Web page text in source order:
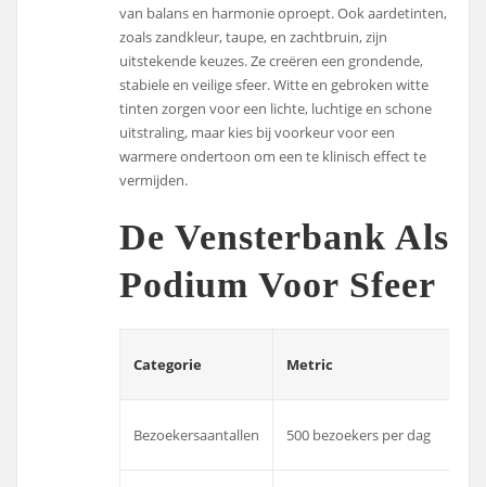
van balans en harmonie oproept. Ook aardetinten,
zoals zandkleur, taupe, en zachtbruin, zijn
uitstekende keuzes. Ze creëren een grondende,
stabiele en veilige sfeer. Witte en gebroken witte
tinten zorgen voor een lichte, luchtige en schone
uitstraling, maar kies bij voorkeur voor een
warmere ondertoon om een te klinisch effect te
vermijden.
De Vensterbank Als
Podium Voor Sfeer
Categorie Metric
Bezoekersaantallen 500 bezoekers per dag